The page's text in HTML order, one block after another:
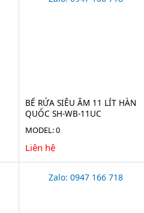
BỂ RỬA SIÊU ÂM 11 LÍT HÀN
QUỐC SH-WB-11UC
MODEL: 0
Liên hệ
Zalo: 0947 166 718